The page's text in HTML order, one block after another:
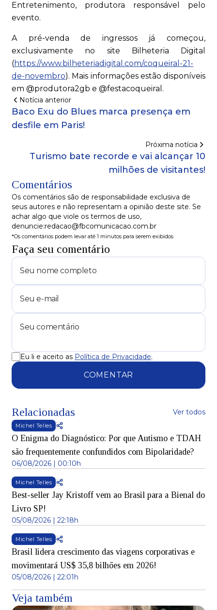
Entretenimento, produtora responsável pelo
evento.
A pré-venda de ingressos já começou,
exclusivamente no site Bilheteria Digital
(https://www.bilheteriadigital.com/coqueiral-21-
de-novembro). Mais informações estão disponíveis
em @produtora2gb e @festacoqueiral.
Notícia anterior
Baco Exu do Blues marca presença em
desfile em Paris!
Próxima notícia
Turismo bate recorde e vai alcançar 10
milhões de visitantes!
Comentários
Os comentários são de responsabilidade exclusiva de
seus autores e não representam a opinião deste site. Se
achar algo que viole os termos de uso,
denuncie:redacao@fbcomunicacao.com.br
*Os comentários podem levar até 1 minutos para serem exibidos
Faça seu comentário
Eu li e aceito as Política de Privacidade.
COMENTAR
Relacionadas Ver todos
Michel Telles
O Enigma do Diagnóstico: Por que Autismo e TDAH
são frequentemente confundidos com Bipolaridade?
06/08/2026 | 00:10h
Michel Telles
Best-seller Jay Kristoff vem ao Brasil para a Bienal do
Livro SP!
05/08/2026 | 22:18h
Michel Telles
Brasil lidera crescimento das viagens corporativas e
movimentará US$ 35,8 bilhões em 2026!
05/08/2026 | 22:01h
Veja também